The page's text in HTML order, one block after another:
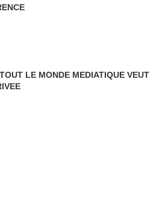
LE MONDE MEDIATIQUE VEUT